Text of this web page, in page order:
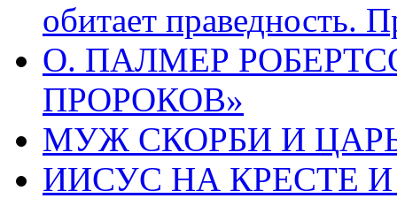
обитает праведность.
О. ПАЛМЕР
ПРОРОКОВ»
МУЖ СКОРБИ И ЦАРЬ
ИИСУС НА КРЕСТЕ